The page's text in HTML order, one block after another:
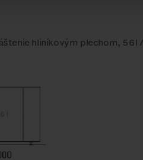
hliníkovým plechom, 56l